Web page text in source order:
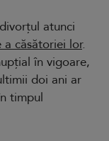
atunci
a căsătoriei lor.
în vigoare,
doi ani ar
timpul